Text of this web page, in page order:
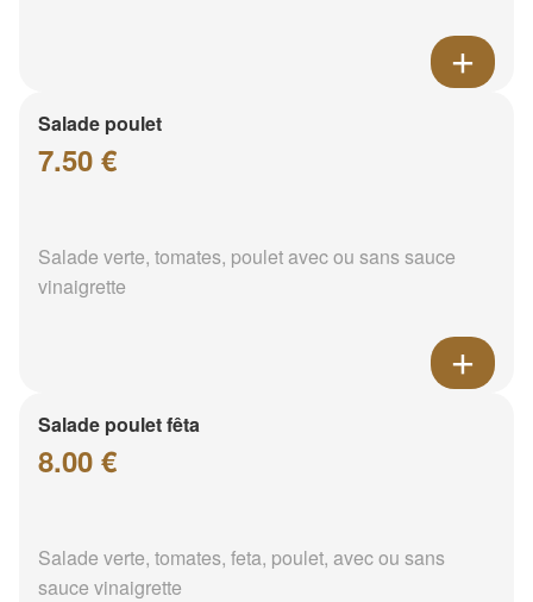
Salade poulet
7.50 €
Salade verte, tomates, poulet avec ou sans sauce
vinaigrette
Salade poulet fêta
8.00 €
Salade verte, tomates, feta, poulet, avec ou sans
sauce vinaigrette